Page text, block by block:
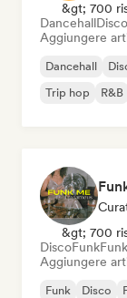
&gt; 700
DancehallDisco
Aggiungere
Dancehall
Trip hop
R&B
&gt; 700
DiscoFunk
Aggiungere
Funk Disco